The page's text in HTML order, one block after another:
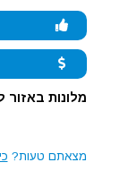
מלונות באזור
מצאתם טעות?